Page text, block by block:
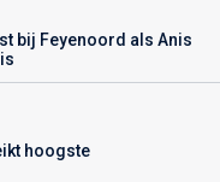
bij Feyenoord als Anis
hoogste